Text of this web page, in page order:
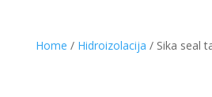
Home / Hidroizolacija / Sika seal